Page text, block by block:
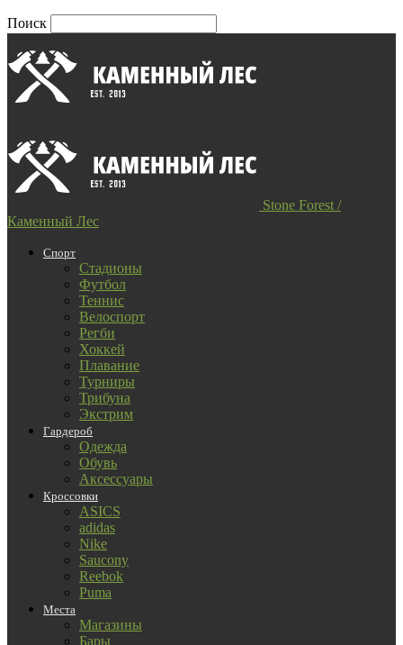
Поиск
Stone Forest /
Каменный Лес
Спорт
Стадионы
Футбол
Теннис
Велоспорт
Регби
Хоккей
Плавание
Турниры
Трибуна
Экстрим
Гардероб
Одежда
Обувь
Аксессуары
Кроссовки
ASICS
adidas
Nike
Saucony
Reebok
Puma
Места
Магазины
Бары